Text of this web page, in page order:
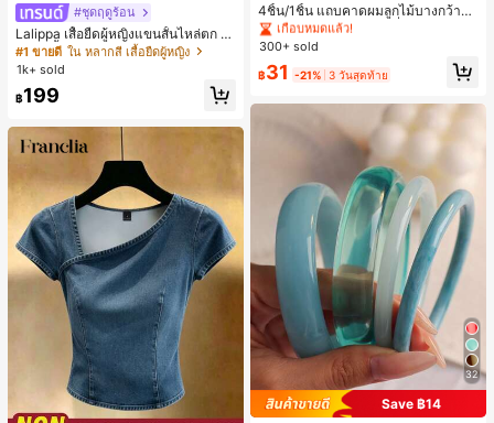
#ชุดฤดูร้อน
Lalippa เสื้อยืดผู้หญิงแขนสั้นไหล่ตก ค
อวีปกเสื้อ ลายพิมพ์ดิจิทัลลายทาง สไตล์
สปอร์ตแฟชั่นมินิมอล ของขวัญสำหรับเ
พื่อน
#1 ขายดี ใน หลากสี เสื้อยืดผู้หญิง
1k+ sold
฿199
4ชิ้น/1ชิ้น แถบคาดผมลูกไม้บางกว้างยื
ดหยุ่นสำหรับผู้หญิง, แฟชั่นอเนกประสง
ค์พรีเมียมหรูหราสไตล์มินิมอล ผ้าพันคอ
หรับการออกไปข้างนอกประจำวัน, ลำล
น, การมัดผม, การจัดทรงผม, การแต่งห
น้า, การจับคู่ชุด, อุปกรณ์เสริมประดับผ
#1 ขายดี
ใน 20-30% อ อุปกรณ์ผมของผู้หญิง
เกือบหมดแล้ว!
#1 ขายดี
ใน 20-30% อ อุปกรณ์ผมของผู้หญิง
เกือบหมดแล้ว!
#1 ขายดี
เกือบหมดแล้ว!
300+ sold
฿31 -21% 3 วันสุดท้าย
32
Save ฿14